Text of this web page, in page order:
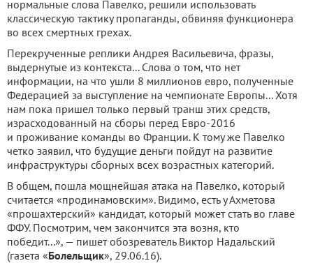
нормальные слова Павелко, решили использовать
классическую тактику пропаганды, обвиняя функционера
во всех смертных грехах.
Перекрученные реплики Андрея Васильевича, фразы,
выдернутые из контекста... Слова о том, что нет
информации, на что ушли 8 миллионов евро, полученные
Федерацией за выступление на чемпионате Европы... Хотя
нам пока пришел только первый транш этих средств,
израсходованный на сборы перед Евро-2016
и проживание команды во Франции. К тому же Павелко
четко заявил, что будущие деньги пойдут на развитие
инфраструктуры сборных всех возрастных категорий.
В общем, пошла мощнейшая атака на Павелко, который
считается «продинамовским». Видимо, есть у Ахметова
«прошахтерский» кандидат, который может стать во главе
ФФУ. Посмотрим, чем закончится эта возня, кто
победит...», — пишет обозреватель Виктор Надальский
(газета «Болельщик», 29.06.16).